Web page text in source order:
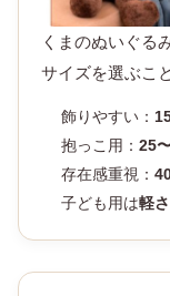
くまのぬいぐる
サイズを選ぶこ
飾りやすい：
抱っこ用： 25
存在感重視：
子ども用は軽さ